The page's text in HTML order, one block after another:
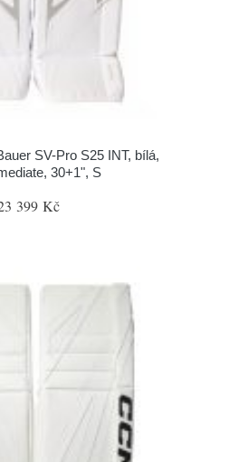
SV-Pro S25 INT, bílá,
30+1", S
399 Kč